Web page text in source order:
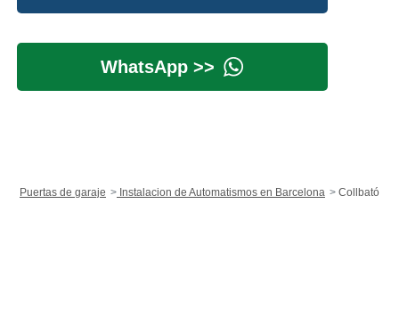
WhatsApp >>
Puertas de garaje Instalacion de Automatismos en Barcelona Collbató